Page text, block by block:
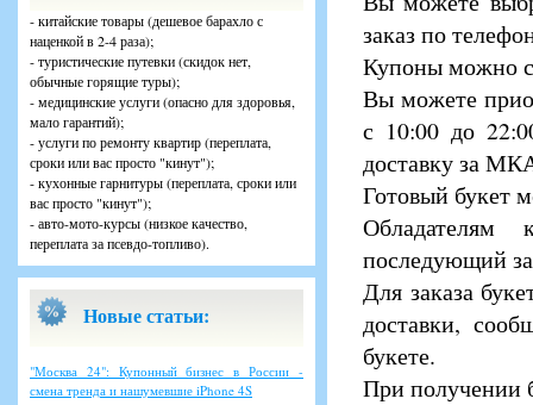
- китайские товары (дешевое барахло с
наценкой в 2-4 раза);
- туристические путевки (скидок нет,
обычные горящие туры);
- медицинские услуги (опасно для здоровья,
мало гарантий);
- услуги по ремонту квартир (переплата,
сроки или вас просто "кинут");
- кухонные гарнитуры (переплата, сроки или
вас просто "кинут");
- авто-мото-курсы (низкое качество,
переплата за псевдо-топливо).
Новые статьи:
"Москва 24": Купонный бизнес в России -
смена тренда и нашумевшие iPhone 4S
заказ по
Купоны можно
Вы можете
с 10:00 до
доставку за
Готовый букет
Обладателям
последующий
Для заказа
доставки,
букете.
При получении